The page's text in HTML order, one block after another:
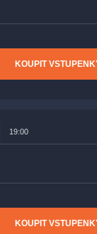
KOUPIT
19:00
KOUPIT